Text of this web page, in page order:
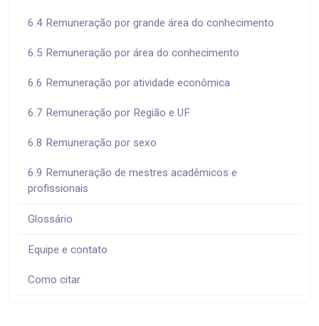
6.4 Remuneração por grande área do conhecimento
6.5 Remuneração por área do conhecimento
6.6 Remuneração por atividade econômica
6.7 Remuneração por Região e UF
6.8 Remuneração por sexo
6.9 Remuneração de mestres acadêmicos e
profissionais
Glossário
Equipe e contato
Como citar